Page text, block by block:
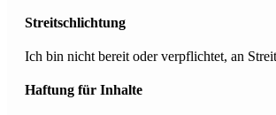
Streitschlichtung
Ich bin nicht bereit oder verpflichtet, an
Haftung für Inhalte